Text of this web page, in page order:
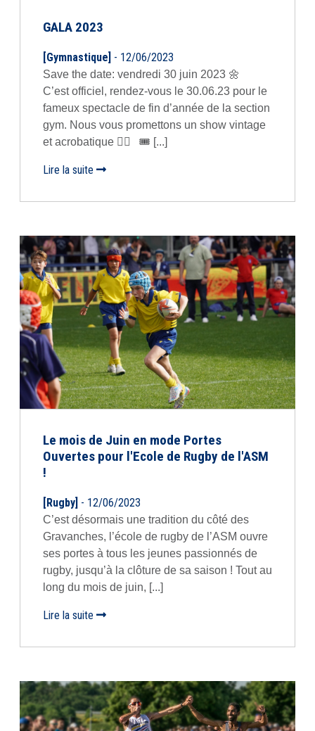
GALA 2023
[Gymnastique] - 12/06/2023
Save the date: vendredi 30 juin 2023 🌼
C’est officiel, rendez-vous le 30.06.23 pour le
fameux spectacle de fin d’année de la section
gym. Nous vous promettons un show vintage
et acrobatique 🤸‍♀️ 🎟 [...]
Lire la suite
Le mois de Juin en mode Portes
Ouvertes pour l'Ecole de Rugby de l'ASM
!
[Rugby] - 12/06/2023
C’est désormais une tradition du côté des
Gravanches, l’école de rugby de l’ASM ouvre
ses portes à tous les jeunes passionnés de
rugby, jusqu’à la clôture de sa saison ! Tout au
long du mois de juin, [...]
Lire la suite